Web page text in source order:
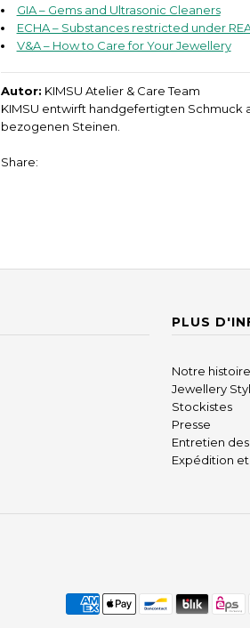
GIA – Gems and Ultrasonic Cleaners
ECHA – Substances restricted under
V&A – How to Care for Your Jewellery
Autor: KIMSU Atelier & Care Team
KIMSU entwirft handgefertigten Schmuck
bezogenen Steinen.
Share:
PLUS
Notre histoire
Jewellery
Stockistes
Presse
Entretien
Expédition